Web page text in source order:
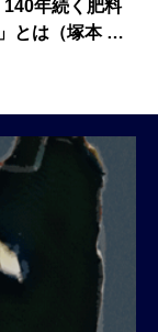
年続く肥料
とは（塚本 貴